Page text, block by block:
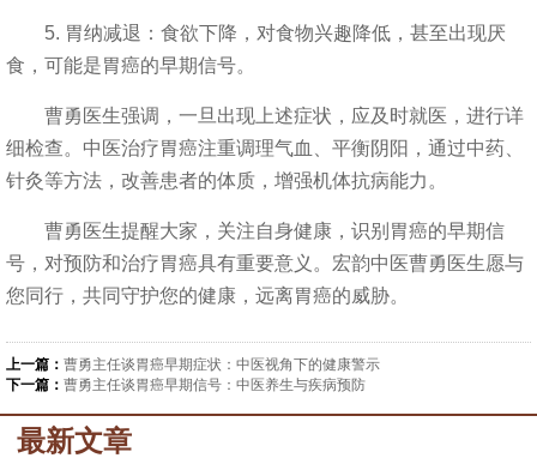
5. 胃纳减退：食欲下降，对食物兴趣降低，甚至出现厌
食，可能是胃癌的早期信号。
曹勇医生强调，一旦出现上述症状，应及时就医，进行详
细检查。中医治疗胃癌注重调理气血、平衡阴阳，通过中药、
针灸等方法，改善患者的体质，增强机体抗病能力。
曹勇医生提醒大家，关注自身健康，识别胃癌的早期信
号，对预防和治疗胃癌具有重要意义。宏韵中医曹勇医生愿与
您同行，共同守护您的健康，远离胃癌的威胁。
上一篇： 曹勇主任谈胃癌早期症状：中医视角下的健康警示
下一篇： 曹勇主任谈胃癌早期信号：中医养生与疾病预防
最新文章